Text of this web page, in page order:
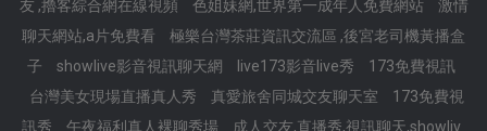
友 ,擼客綜合網在線視頻
色姐妹網,世界第一成年人免費網站
激情
聊天網站,a片免費看
極樂台灣茶莊資訊交流區 ,後宮老司機黃播盒
子
showlive影音視訊聊天網 live173影音live秀
173免費視訊
台灣美女現場直播真人秀
真愛旅舍同城交友聊天室
173免費視
訊秀
午夜福利真人裸聊秀場 成人交友,直播秀,視訊聊天,showliv